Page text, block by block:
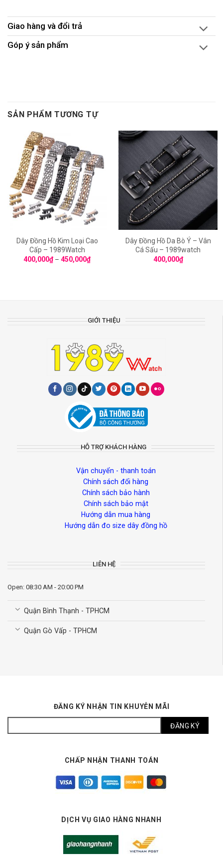
Giao hàng và đổi trả
Góp ý sản phẩm
SẢN PHẨM TƯƠNG TỰ
Dây Đồng Hồ Kim Loại Cao
Cấp – 1989Watch
400,000₫– 450,000₫
Dây Đồng Hồ Da Bò Ý – Vân
Cá Sấu – 1989watch
400,000₫
GIỚI THIỆU
HỖ TRỢ KHÁCH HÀNG
Vận chuyển - thanh toán
Chính sách đổi hàng
Chính sách bảo hành
Chính sách bảo mật
Hướng dẫn mua hàng
Hướng dẫn đo size dây đồng hồ
LIÊN HỆ
Open: 08:30 AM - 20:00 PM
Quận Bình Thạnh - TPHCM
Quận Gò Vấp - TPHCM
ĐĂNG KÝ NHẬN TIN KHUYỄN MÃI
CHẤP NHẬN THANH TOÁN
DỊCH VỤ GIAO HÀNG NHANH